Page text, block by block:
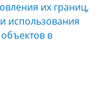
их границ,
использования
в